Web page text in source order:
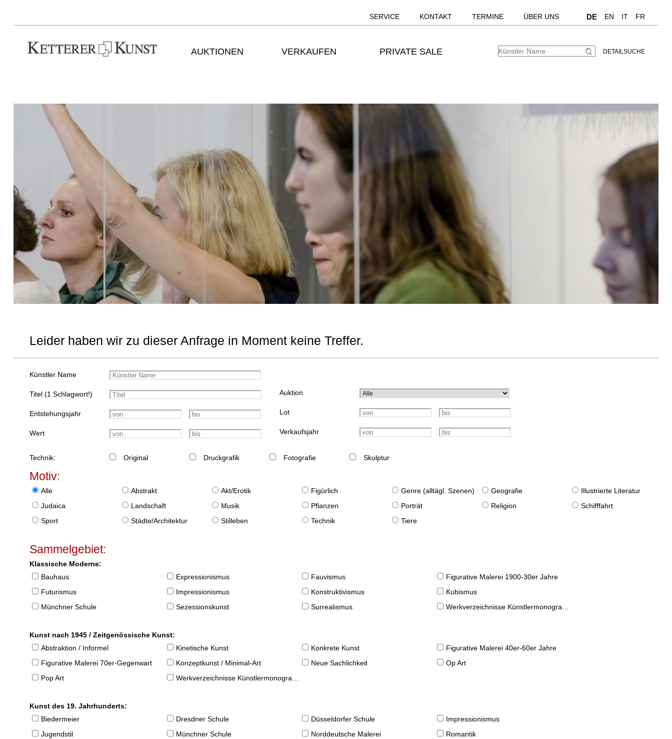
SERVICE KONTAKT TERMINE ÜBER UNS DE EN IT FR
AUKTIONEN VERKAUFEN PRIVATE SALE DETAILSUCHE
Leider haben wir zu dieser Anfrage in Moment keine Treffer.
Künstler Name
Titel (1 Schlagwort!)
Entstehungsjahr
Wert
Auktion
Lot
Verkaufsjahr
Technik: Original Druckgrafik Fotografie Skulptur
Motiv:
Alle Abstrakt Akt/Erotik Figürlich Genre (alltägl. Szenen) Geografie
Illustrierte Literatur
Judaica
Landschaft Musik Pflanzen Porträt Religion
Schifffahrt
Sport
Städte/Architektur Stilleben Technik Tiere
Sammelgebiet:
Klassische Moderne:
Bauhaus
Expressionismus Fauvismus
Figurative Malerei 1900-30er Jahre
Futurismus
Impressionismus Konstruktivismus
Kubismus
Münchner Schule
Sezessionskunst Surrealismus Werkverzeichnisse Künstlermonographien
Kunst nach 1945 / Zeitgenössische Kunst:
Abstraktion / Informel
Kinetische Kunst Konkrete Kunst
Figurative Malerei 40er-60er Jahre
Figurative Malerei 70er-Gegenwart
Konzeptkunst / Minimal-Art Neue Sachlichkeit
Op Art
Pop Art
Werkverzeichnisse Künstlermonographien
Kunst des 19. Jahrhunderts:
Biedermeier
Dresdner Schule Düsseldorfer Schule
Impressionismus
Jugendstil
Münchner Schule Norddeutsche Malerei
Romantik